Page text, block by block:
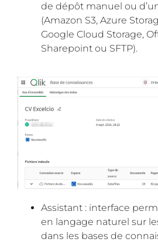
de dépôt manuel ou
(Amazon S3, Azure
Google Cloud Storage,
Sharepoint ou SFTP).
Assistant : interface
en langage naturel sur
dans les bases de